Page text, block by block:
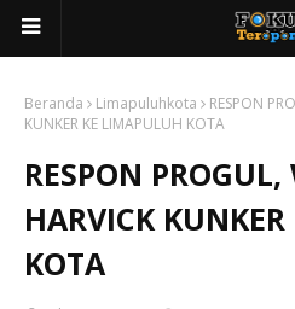
Beranda Limapuluhkota
RESPON
KUNKER KE LIMAPULUH KOTA
RESPON
HARVICK
KOTA